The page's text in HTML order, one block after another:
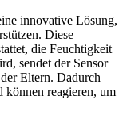
innovative Lösung,
Diese
die Feuchtigkeit
sendet der Sensor
Eltern. Dadurch
können reagieren, um